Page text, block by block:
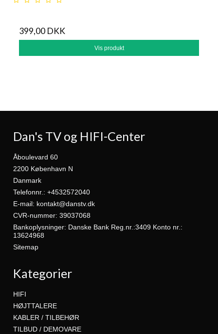
399,00 DKK
Vis produkt
Dan's TV og HIFI-Center
Åboulevard 60
2200 København N
Danmark
Telefonnr. : +4532572040
E-mail: kontakt@danstv.dk
CVR-nummer: 39037068
Bankoplysninger: Danske Bank Reg.nr.:3409 Konto nr.:
13624968
Sitemap
Kategorier
HIFI
HØJTTALERE
KABLER / TILBEHØR
TILBUD / DEMOVARE